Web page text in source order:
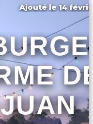
Ajouté le 14